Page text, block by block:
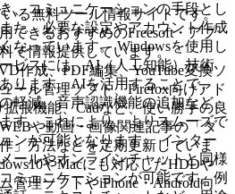
、コミュニケーションの手段とし
た、必要な設定やアカウント作成
なっています。 Windowsを使用し
ビスには、AI（人工知能）技術
ります。AIを活用することで、
軽減、音声認識機能の追加など、
す。これにより、よりスムーズで
ンが可能となります。 インター
ールやオンラインチャットと同様
ミュニケーションが可能です。例
る無料ツール情報サイトです。
できるおすすめのFreesoft・アプ
で情報提供しています。
作成、PDF編集、YouTube変換ソ
ール管理ソフト、Firefox向けアド
拡張機能、Cadなど、使い勝手の良
や動画・画像関連記事の「ダ
」方法などを定期更新していま
やMacにも対応したHDDや
管理ソフトやiPhone・Android向